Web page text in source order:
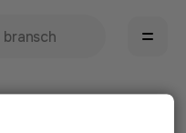
kan avhjälpa det.